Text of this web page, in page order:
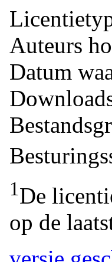
Auteurs
Datum
1De
op de